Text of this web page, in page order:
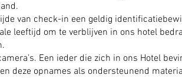
van check-in een geldig
leeftijd om te verblijven in ons hotel
Een ieder die zich in ons Hotel
deze opnames als ondersteunend